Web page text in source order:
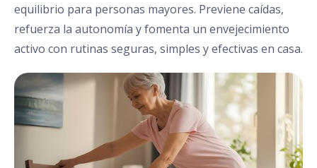
equilibrio para personas mayores. Previene caídas,
refuerza la autonomía y fomenta un envejecimiento
activo con rutinas seguras, simples y efectivas en casa.